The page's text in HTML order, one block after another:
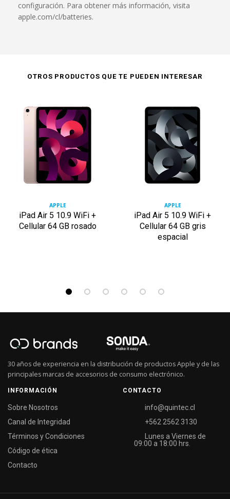
configuración. Para obtener más información, visita
apple.com/cl/batteries.
OTROS PRODUCTOS QUE TE PUEDEN INTERESAR
APPLE
iPad Air 5 10.9 WiFi +
Cellular 64 GB rosado
APPLE
iPad Air 5 10.9 WiFi +
Cellular 64 GB gris
espacial
30 años de experiencia en la distribución de productos Apple y de las
principales marcas de accesorios de consumo electrónico.
INFORMACIÓN
Sobre Nosotros
Canal de Integridad
Términos y Condiciones
Código de ética
Contacto
CONTACTO
info@quintec.cl
+562 2562 3130
Lunes a Viernes de
09:00 a 18:00 hrs.